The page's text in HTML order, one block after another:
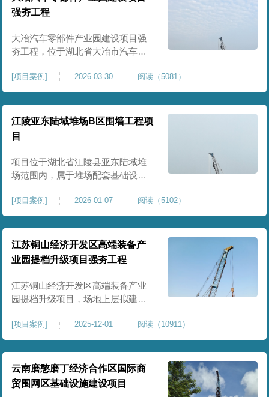
地，原始场地土质松散、土层固结
不均匀、孔隙较大、地基承载力偏
弱。新能源产业园厂房及配套设施
对
强夯工程
大冶汽车零部件产业园建设项目强
夯工程，位于湖北省大冶市汽车零
业厂房、生产车间及配套附属设施
建设的前置基础性地基处理工程。
项目场地为园区新建工业建设用
地，原始场地土层松散、土质均匀
性较差、土体固结度不足，天然地
基承载力偏低。汽车零部件生产厂
房对地基平整度、整体刚度、沉降
控
[项目案例] 2026-03-30 阅读（5081）
江陵亚东陆域堆场B区围墙工程项
目
项目位于湖北省江陵县亚东陆域堆
场范围内，属于堆场配套基础设施
墙及附属设施建设，是保障场区边
界围护结构稳定、提升场地整体建
设标准的前置关键工程，本项目强
夯处理总面积20000㎡，施工范围为
陆域堆场B区围墙沿线及配套场地。
原场地土层松散、回填不均、固结
程度差，地基承载力较低，且堆
[项目案例] 2026-01-07 阅读（5102）
江苏铜山经济开发区高端装备产
业园提档升级项目强夯工程
江苏铜山经济开发区高端装备产业
园提档升级项目，场地上层拟建厂
施。占地面积约130000㎡.项目采用
强夯工艺对地基进行加固处理，确
保处理后地基承载力特征值
≥100kPa、压实系数≥0.94、压缩模
量≥5MPa，工程实施后将有效提升
场地整体承载力与均匀性，消除不
[项目案例] 2025-12-01 阅读（10911）
云南磨憨磨丁经济合作区国际商
贸围网区基础设施建设项目